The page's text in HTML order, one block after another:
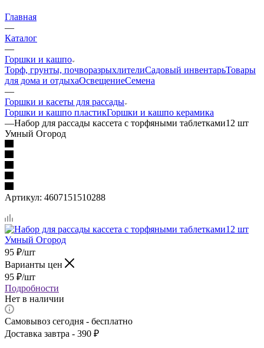
Главная
—
Каталог
—
Горшки и кашпо
Торф, грунты, почворазрыхлителиСадовый инвентарьТовары
для дома и отдыхаОсвещениеСемена
—
Горшки и касеты для рассады
Горшки и кашпо пластикГоршки и кашпо керамика
—Набор для рассады кассета с торфяными таблетками12 шт
Умный Огород
Артикул: 4607151510288
95 ₽/шт
Варианты цен
95 ₽/шт
Подробности
Нет в наличии
Самовывоз сегодня - бесплатно
Доставка завтра - 390 ₽